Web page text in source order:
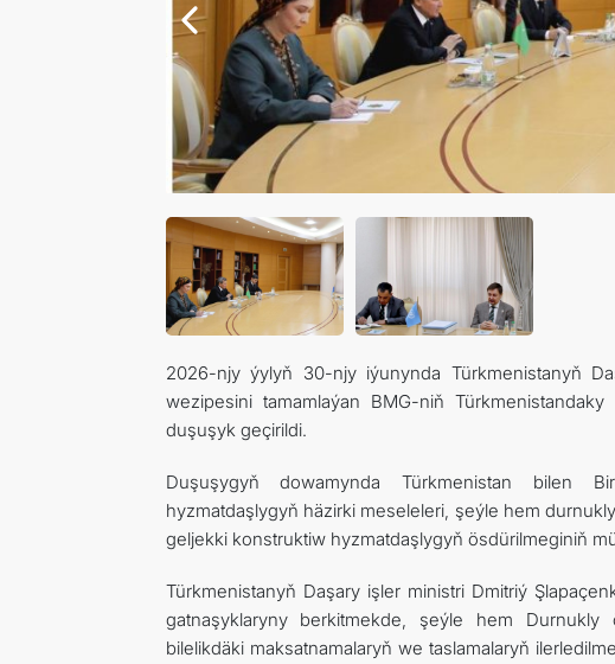
INVEST
2026-njy ýylyň 30-njy iýunynda Türkmenistanyň
wezipesini tamamlaýan BMG-niň
duşuşyk geçirildi.
Duşuşygyň dowamynda Türkmenistan bilen
hyzmatdaşlygyň häzirki meseleleri, şeýle hem
geljekki konstruktiw hyzmatdaşlygyň ösdürilmeginiň
Türkmenistanyň Daşary işler ministri Dmitriý
gatnaşyklaryny berkitmekde, şeýle hem
bilelikdäki maksatnamalaryň we taslamalaryň